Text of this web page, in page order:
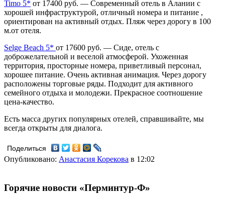
Timo 5* от 17400 руб. — Современный отель в Алании с
хорошей инфраструктурой, отличный номера и питание ,
ориентирован на активный отдых. Пляж через дорогу в 100
м.от отеля.
Selge Beach 5* от 17600 руб. — Сиде, отель с
доброжелательной и веселой атмосферой. Ухоженная
территория, просторные номера, приветливый персонал,
хорошее питание. Очень активная анимация. Через дорогу
расположены торговые ряды. Подходит для активного
семейного отдыха и молодежи. Прекрасное соотношение
цена-качество.
Есть масса других популярных отелей, справшивайте, мы
всегда открыты для диалога.
Поделиться
Опубликовано: Анастасия Корекова в 12:02
Горячие новости «Перминтур-Ф»